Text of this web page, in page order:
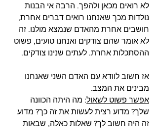
לא רואים מכאן ולהפך. הרבה אי הבנות
נולדות מכך שאנחנו רואים דברים אחרת,
חושבים אחרת מהאדם שנמצא מולנו. זה
לא אומר שהם צודקים ואנחנו טועים, פשוט
ההסתכלות אחרת. לעתים שנינו צודקים.
אז חשוב לוודא עם האדם השני שאנחנו
מבינים את המצב.
אפשר פשוט לשאול: מה היתה הכוונה
שלך? מדוע רצית לעשות את זה כך? מדוע
זה היה חשוב לך? שאלות כאלה, שבאות